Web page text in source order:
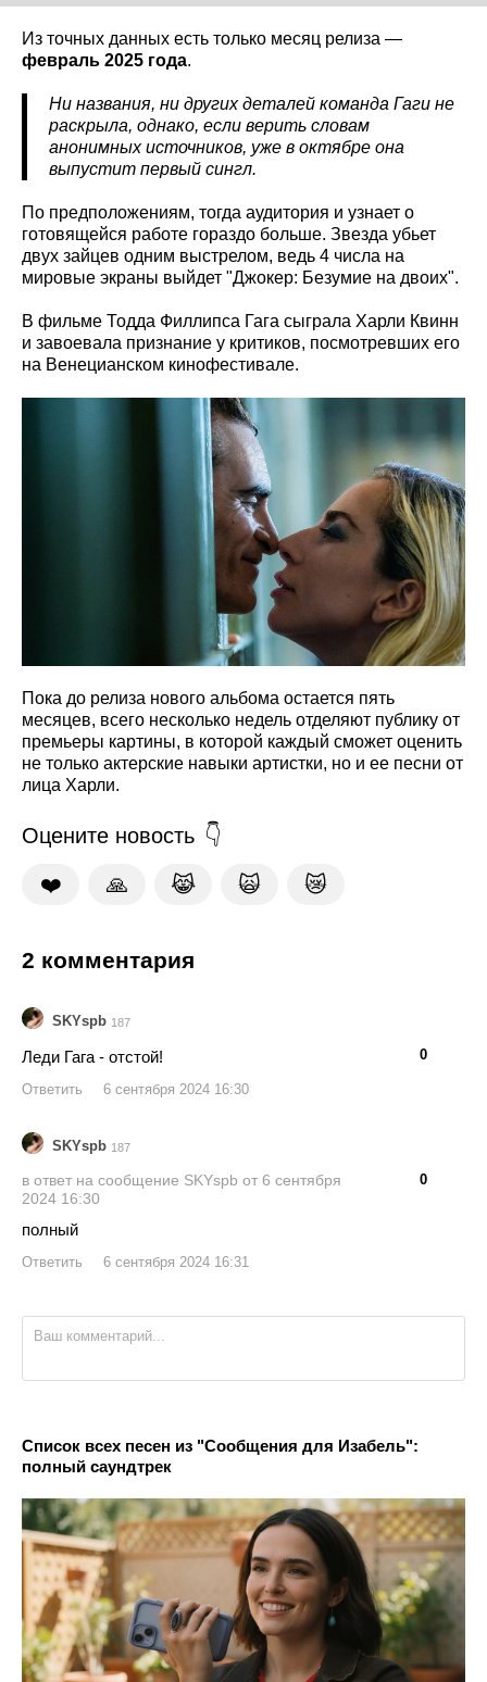
Из точных данных есть только месяц релиза —
февраль 2025 года.
Ни названия, ни других деталей команда Гаги не
раскрыла, однако, если верить словам
анонимных источников, уже в октябре она
выпустит первый сингл.
По предположениям, тогда аудитория и узнает о
готовящейся работе гораздо больше. Звезда убьет
двух зайцев одним выстрелом, ведь 4 числа на
мировые экраны выйдет "Джокер: Безумие на двоих".
В фильме Тодда Филлипса Гага сыграла Харли Квинн
и завоевала признание у критиков, посмотревших его
на Венецианском кинофестивале.
Пока до релиза нового альбома остается пять
месяцев, всего несколько недель отделяют публику от
премьеры картины, в которой каждый сможет оценить
не только актерские навыки артистки, но и ее песни от
лица Харли.
Оцените новость
❤️ 🙏 😹 🙀 😿
2 комментария
SKYspb 187
0
Леди Гага - отстой!
Ответить 6 сентября 2024 16:30
SKYspb 187
0
в ответ на сообщение SKYspb от 6 сентября
2024 16:30
полный
Ответить 6 сентября 2024 16:31
Список всех песен из "Сообщения для Изабель":
полный саундтрек